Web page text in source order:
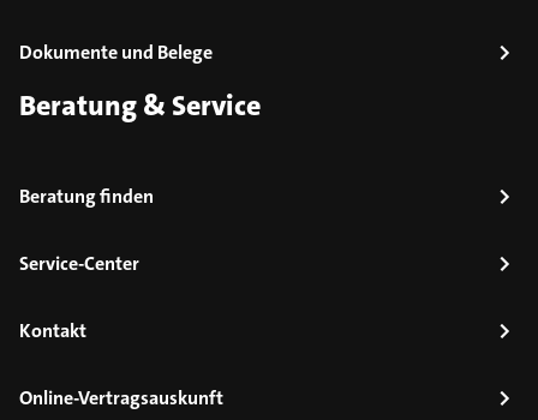
Dokumente und Belege
Beratung & Service
Beratung finden
Service-Center
Kontakt
Online-Vertragsauskunft